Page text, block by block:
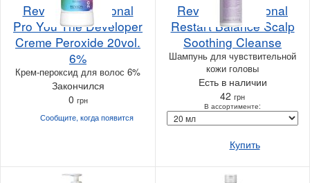
Revlon Professional
Pro You The Developer
Creme Peroxide 20vol.
6%
Крем-пероксид для волос 6%
Закончился
0 грн
Сообщите, когдапоявится
Revlon Professional
Restart Balance Scalp
Soothing Cleanse
Шампунь для чувствительной
кожи головы
Есть в наличии
42 грн
В ассортименте:
Купить